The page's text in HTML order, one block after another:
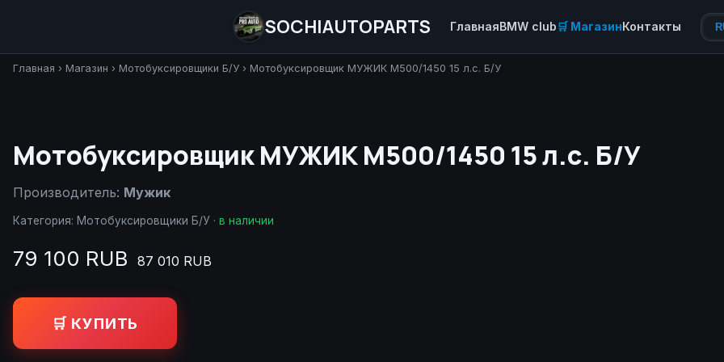
SOCHIAUTOPARTS ГлавнаяBMW club🛒 МагазинКонтакты
Главная › Магазин › Мотобуксировщики Б/У › Мотобуксировщик МУЖИК М500/1450 15 л.с. Б/У
Мотобуксировщик МУЖИК М500/1450 15 л.с. Б/У
Производитель: Мужик
Категория: Мотобуксировщики Б/У · в наличии
79 100 RUB 87 010 RUB
🛒 КУПИТЬ